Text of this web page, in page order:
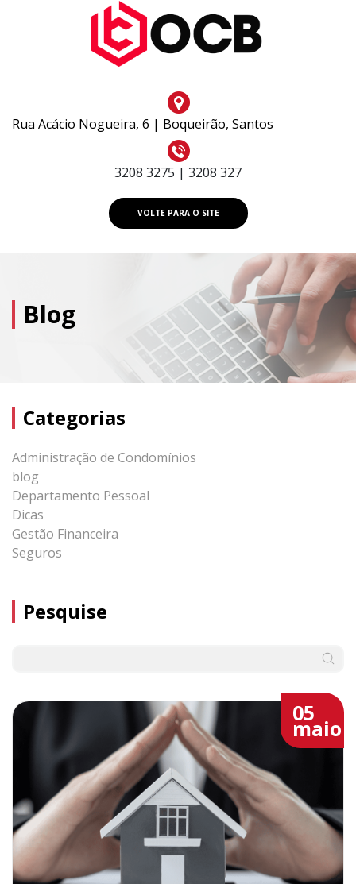
Rua Acácio Nogueira, 6 | Boqueirão, Santos
3208 3275 | 3208 327
VOLTE PARA O SITE
Blog
Categorias
Administração de Condomínios
blog
Departamento Pessoal
Dicas
Gestão Financeira
Seguros
Pesquise
05
maio